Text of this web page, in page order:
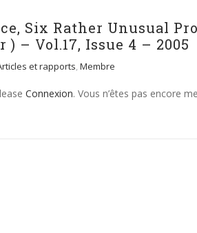
Six Rather Unusual
– Vol.17, Issue 4 – 2005
et rapports, Membre
Connexion. Vous n’êtes pas encore